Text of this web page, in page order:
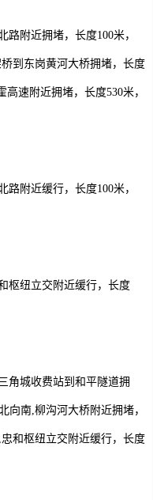
附近拥堵，长度100米，
到东岗黄河大桥拥堵，长度
速附近拥堵，长度530米，
附近缓行，长度100米，
枢纽立交附近缓行，长度
角城收费站到和平隧道拥
向南,柳沟河大桥附近拥堵，
和枢纽立交附近缓行，长度